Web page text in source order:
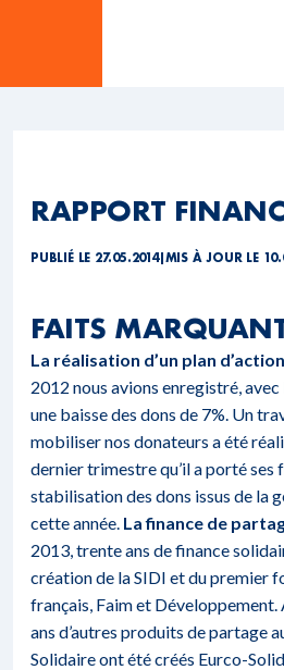
RAPPORT
PUBLIÉ LE 27.05.2014| MIS À JOUR LE
FAITS
La réalisation d’un plan
2012 nous avions enregistré,
une baisse des dons de 7%. Un
mobiliser nos donateurs a été
dernier trimestre qu’il a porté
stabilisation des dons issus de la
cette année. La finance de
2013, trente ans de finance
création de la SIDI et du premier
français, Faim et Développement.
ans d’autres produits de partage
Solidaire ont été créés Eurco-